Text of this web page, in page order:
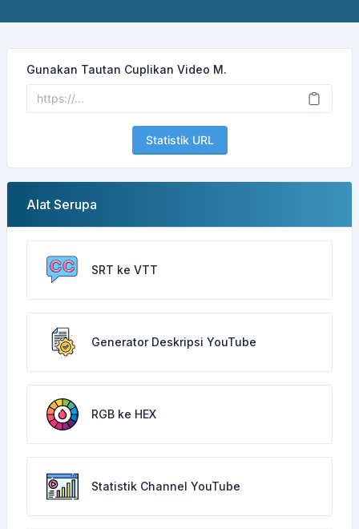
Gunakan Tautan Cuplikan Video M.
Statistik URL
Alat Serupa
SRT ke VTT
Generator Deskripsi YouTube
RGB ke HEX
Statistik Channel YouTube